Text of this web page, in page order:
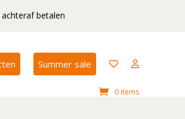
achteraf betalen
Summer sale
0 items